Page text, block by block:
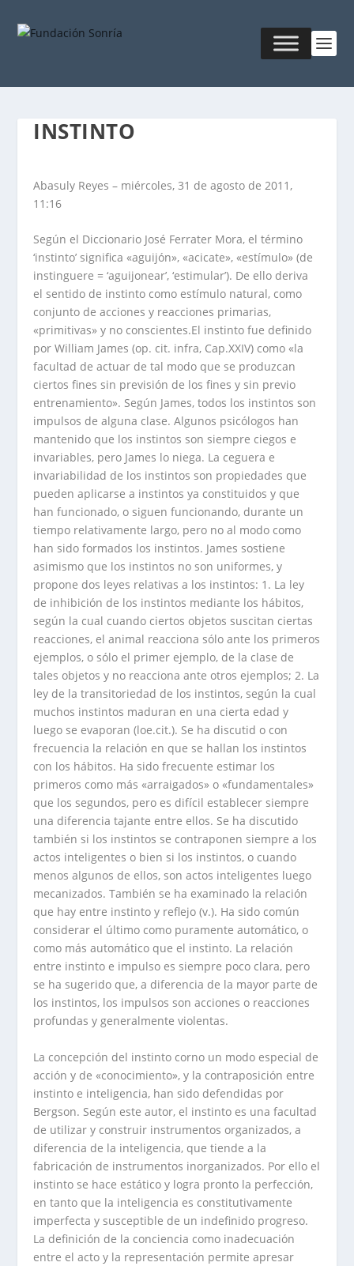
INSTINTO
Abasuly Reyes – miércoles, 31 de agosto de 2011,
11:16
Según el Diccionario José Ferrater Mora, el término
‘instinto’ significa «aguijón», «acicate», «estímulo» (de
instinguere = ‘aguijonear’, ‘estimular’). De ello deriva
el sentido de instinto como estímulo natural, como
conjunto de acciones y reacciones primarias,
«primitivas» y no conscientes.El instinto fue definido
por William James (op. cit. infra, Cap.XXIV) como «la
facultad de actuar de tal modo que se produzcan
ciertos fines sin previsión de los fines y sin previo
entrenamiento». Según James, todos los instintos son
impulsos de alguna clase. Algunos psicólogos han
mantenido que los instintos son siempre ciegos e
invariables, pero James lo niega. La ceguera e
invariabilidad de los instintos son propiedades que
pueden aplicarse a instintos ya constituidos y que
han funcionado, o siguen funcionando, durante un
tiempo relativamente largo, pero no al modo como
han sido formados los instintos. James sostiene
asimismo que los instintos no son uniformes, y
propone dos leyes relativas a los instintos: 1. La ley
de inhibición de los instintos mediante los hábitos,
según la cual cuando ciertos objetos suscitan ciertas
reacciones, el animal reacciona sólo ante los primeros
ejemplos, o sólo el primer ejemplo, de la clase de
tales objetos y no reacciona ante otros ejemplos; 2. La
ley de la transitoriedad de los instintos, según la cual
muchos instintos maduran en una cierta edad y
luego se evaporan (loe.cit.). Se ha discutid o con
frecuencia la relación en que se hallan los instintos
con los hábitos. Ha sido frecuente estimar los
primeros como más «arraigados» o «fundamentales»
que los segundos, pero es difícil establecer siempre
una diferencia tajante entre ellos. Se ha discutido
también si los instintos se contraponen siempre a los
actos inteligentes o bien si los instintos, o cuando
menos algunos de ellos, son actos inteligentes luego
mecanizados. También se ha examinado la relación
que hay entre instinto y reflejo (v.). Ha sido común
considerar el último como puramente automático, o
como más automático que el instinto. La relación
entre instinto e impulso es siempre poco clara, pero
se ha sugerido que, a diferencia de la mayor parte de
los instintos, los impulsos son acciones o reacciones
profundas y generalmente violentas.
La concepción del instinto corno un modo especial de
acción y de «conocimiento», y la contraposición entre
instinto e inteligencia, han sido defendidas por
Bergson. Según este autor, el instinto es una facultad
de utilizar y construir instrumentos organizados, a
diferencia de la inteligencia, que tiende a la
fabricación de instrumentos inorganizados. Por ello el
instinto se hace estático y logra pronto la perfección,
en tanto que la inteligencia es constitutivamente
imperfecta y susceptible de un indefinido progreso.
La definición de la conciencia como inadecuación
entre el acto y la representación permite apresar